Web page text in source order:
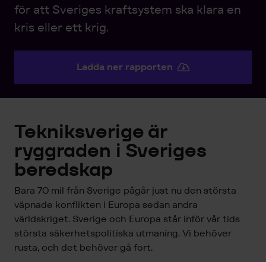
för att Sveriges kraftsystem ska klara en
kris eller ett krig.
Ladda ner rapporten
Tekniksverige är
ryggraden i Sveriges
beredskap
Bara 70 mil från Sverige pågår just nu den största
väpnade konflikten i Europa sedan andra
världskriget. Sverige och Europa står inför vår tids
största säkerhetspolitiska utmaning. Vi behöver
rusta, och det behöver gå fort.